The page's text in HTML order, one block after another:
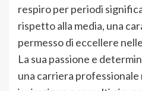
respiro per periodi
rispetto alla media, una
permesso di eccellere
La sua passione e
una carriera